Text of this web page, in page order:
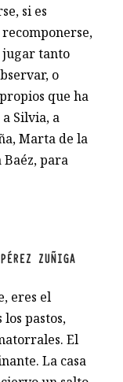
si es
jugar tanto
o
que ha
Silvia, a
Marta de la
Baéz, para
ZUÑIGA
eres el
los pastos,
El
La casa